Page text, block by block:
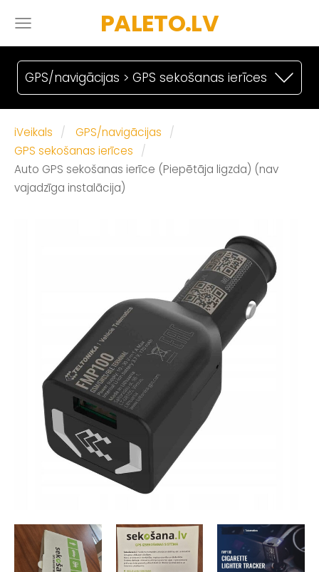
PALETO.LV
GPS/navigācijas > GPS sekošanas ierīces
iVeikals
GPS/navigācijas
GPS sekošanas ierīces
Auto GPS sekošanas ierīce (Piepētāja ligzda) (nav
vajadzīga instalācija)